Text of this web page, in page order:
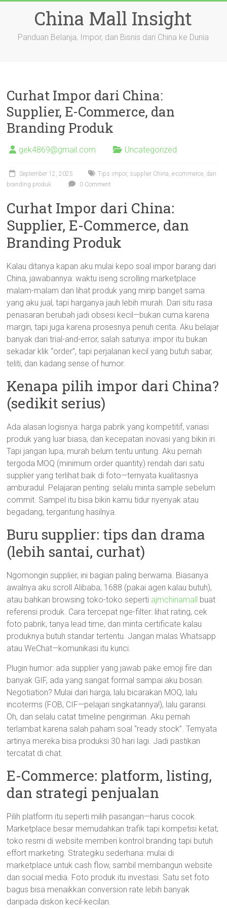
China Mall Insight
Panduan Belanja, Impor, dan Bisnis dari China ke Dunia
Curhat Impor dari China:
Supplier, E-Commerce, dan
Branding Produk
gek4869@gmail.com Uncategorized
September 12, 2025
Tips impor, supplier China, e-commerce, dan
branding produk
0 Comment
Curhat Impor dari China:
Supplier, E-Commerce, dan
Branding Produk
Kalau ditanya kapan aku mulai kepo soal impor barang dari
China, jawabannya: waktu iseng scrolling marketplace
malam-malam dan lihat produk yang mirip banget sama
yang aku jual, tapi harganya jauh lebih murah. Dari situ rasa
penasaran berubah jadi obsesi kecil—bukan cuma karena
margin, tapi juga karena prosesnya penuh cerita. Aku belajar
banyak dari trial-and-error, salah satunya: impor itu bukan
sekadar klik “order”, tapi perjalanan kecil yang butuh sabar,
teliti, dan kadang sense of humor.
Kenapa pilih impor dari China?
(sedikit serius)
Ada alasan logisnya: harga pabrik yang kompetitif, variasi
produk yang luar biasa, dan kecepatan inovasi yang bikin iri.
Tapi jangan lupa, murah belum tentu untung. Aku pernah
tergoda MOQ (minimum order quantity) rendah dari satu
supplier yang terlihat baik di foto—ternyata kualitasnya
amburadul. Pelajaran penting: selalu minta sample sebelum
commit. Sampel itu bisa bikin kamu tidur nyenyak atau
begadang, tergantung hasilnya.
Buru supplier: tips dan drama
(lebih santai, curhat)
Ngomongin supplier, ini bagian paling berwarna. Biasanya
awalnya aku scroll Alibaba, 1688 (pakai agen kalau butuh),
atau bahkan browsing toko-toko seperti ajmchinamall buat
referensi produk. Cara tercepat nge-filter: lihat rating, cek
foto pabrik, tanya lead time, dan minta certificate kalau
produknya butuh standar tertentu. Jangan malas Whatsapp
atau WeChat—komunikasi itu kunci.
Plugin humor: ada supplier yang jawab pake emoji fire dan
banyak GIF, ada yang sangat formal sampai aku bosan.
Negotiation? Mulai dari harga, lalu bicarakan MOQ, lalu
incoterms (FOB, CIF—pelajari singkatannya!), lalu garansi.
Oh, dan selalu catat timeline pengiriman. Aku pernah
terlambat karena salah paham soal “ready stock”. Ternyata
artinya mereka bisa produksi 30 hari lagi. Jadi pastikan
tercatat di chat.
E-Commerce: platform, listing,
dan strategi penjualan
Pilih platform itu seperti milih pasangan—harus cocok.
Marketplace besar memudahkan trafik tapi kompetisi ketat;
toko resmi di website memberi kontrol branding tapi butuh
effort marketing. Strategiku sederhana: mulai di
marketplace untuk cash flow, sambil membangun website
dan social media. Foto produk itu investasi. Satu set foto
bagus bisa menaikkan conversion rate lebih banyak
daripada diskon kecil-kecilan.